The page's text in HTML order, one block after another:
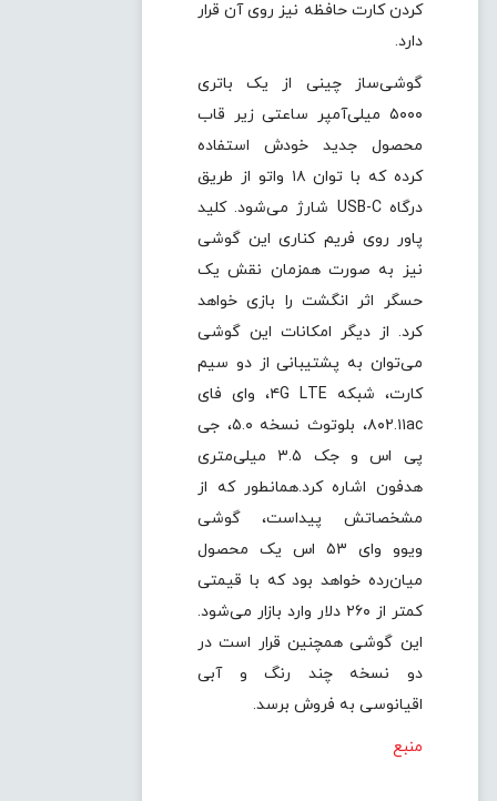
کردن کارت حافظه نیز روی آن قرار
دارد.
گوشی‌ساز چینی از یک باتری
۵۰۰۰ میلی‌آمپر ساعتی زیر قاب
محصول جدید خودش استفاده
کرده که با توان ۱۸ واتو از طریق
درگاه USB-C شارژ می‌شود. کلید
پاور روی فریم کناری این گوشی
نیز به صورت همزمان نقش یک
حسگر اثر انگشت را بازی خواهد
کرد. از دیگر امکانات این گوشی
می‌توان به پشتیبانی از دو سیم
کارت، شبکه ۴G LTE، وای فای
۸۰۲.۱۱ac، بلوتوث نسخه ۵.۰، جی
پی اس و جک ۳.۵ میلی‌متری
هدفون اشاره کرد.همانطور که از
مشخصاتش پیداست، گوشی
ویوو وای ۵۳ اس یک محصول
میان‌رده خواهد بود که با قیمتی
کمتر از ۲۶۰ دلار وارد بازار می‌شود.
این گوشی همچنین قرار است در
دو نسخه چند رنگ و آبی
اقیانوسی به فروش برسد.
منبع